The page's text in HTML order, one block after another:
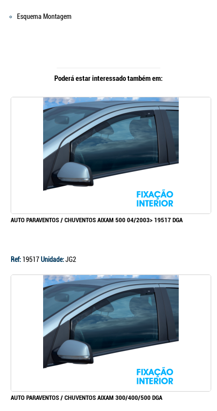
Esquema Montagem
Poderá estar interessado também em:
AUTO PARAVENTOS / CHUVENTOS AIXAM 500 04/2003> 19517 DGA
Ref: 19517Unidade:JG2
AUTO PARAVENTOS / CHUVENTOS AIXAM 300/400/500 DGA